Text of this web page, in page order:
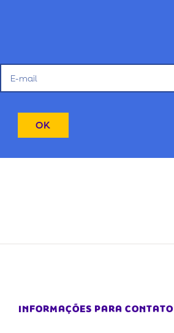
INFORMAÇÕES PARA CONTATO